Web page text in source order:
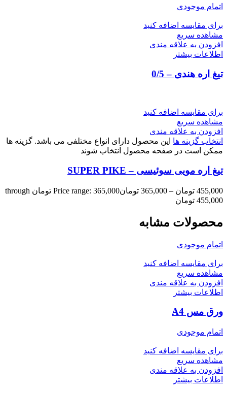
اتمام موجودی
برای مقایسه اضافه کنید
مشاهده سریع
افزودن به علاقه مندی
اطلاعات بیشتر
تیغ اره هندی – 0/5
برای مقایسه اضافه کنید
مشاهده سریع
افزودن به علاقه مندی
انتخاب گزینه ها این محصول دارای انواع مختلفی می باشد. گزینه ها
ممکن است در صفحه محصول انتخاب شوند
تیغ اره مویی سوئیسی – SUPER PIKE
455,000 تومان –
365,000 تومان
Price range: 365,000 تومان through
455,000 تومان
محصولات مشابه
اتمام موجودی
برای مقایسه اضافه کنید
مشاهده سریع
افزودن به علاقه مندی
اطلاعات بیشتر
ورق مس A4
اتمام موجودی
برای مقایسه اضافه کنید
مشاهده سریع
افزودن به علاقه مندی
اطلاعات بیشتر